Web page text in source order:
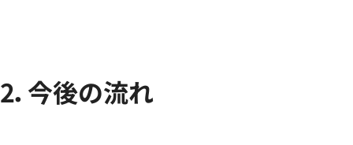
2．今後の流れ